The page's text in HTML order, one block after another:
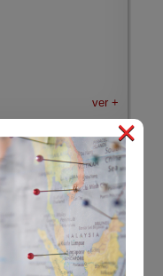
ver +
×